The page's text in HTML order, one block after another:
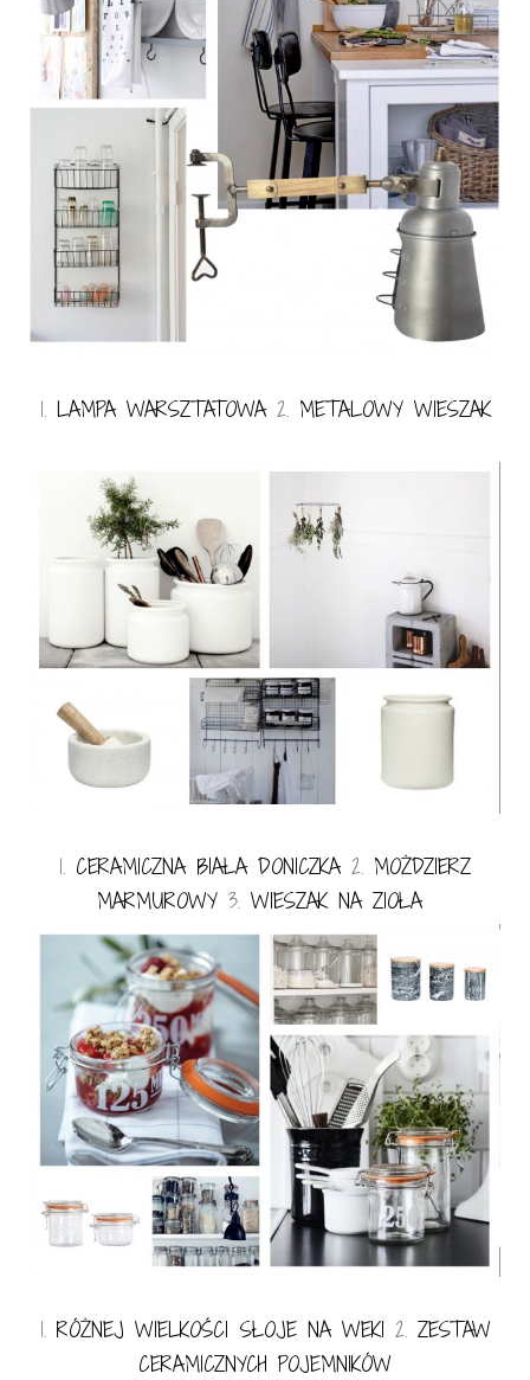
1. LAMPA WARSZTATOWA2. METALOWY WIESZAK
1. CERAMICZNA BIAŁA DONICZKA 2. MOŻDZIERZ
MARMUROWY 3. WIESZAK NA ZIOŁA
1. RÓŻNEJ WIELKOŚCI SŁOJE NA WEKI 2. ZESTAW
CERAMICZNYCH POJEMNIKÓW